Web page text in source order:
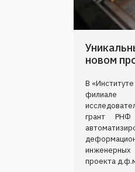
новом
В
филиале
грант
проекта